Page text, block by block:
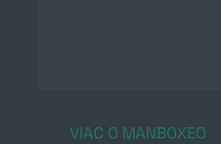
VIAC O MANBOXEO